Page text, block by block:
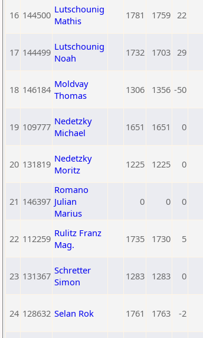
16 144500 Lutschounig
Mathis
1781 1759 22
17 144499 Lutschounig
Noah
1732 1703 29
18 146184 Moldvay
Thomas
1306 1356 -50
19 109777 Nedetzky
Michael
1651 1651 0
20 131819 Nedetzky
Moritz
1225 1225 0
21 146397
Romano
Julian
Marius
0 0 0
22 112259 Rulitz Franz
Mag.
1735 1730 5
23 131367 Schretter
Simon
1283 1283 0
24 128632 Selan Rok 1761 1763 -2